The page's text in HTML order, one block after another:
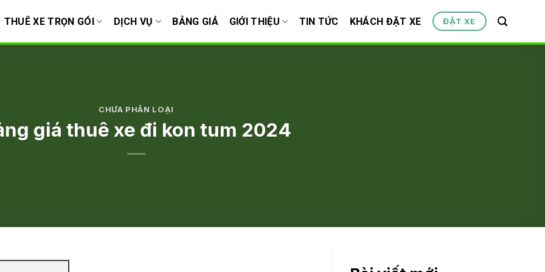
THUÊ XE TRỌN GÓI DỊCH VỤ BẢNG GIÁ GIỚI THIỆU TIN TỨC KHÁCH ĐẶT XE ĐẶT XE
CHƯA PHÂN LOẠI
giá thuê xe đi kon tum 2024